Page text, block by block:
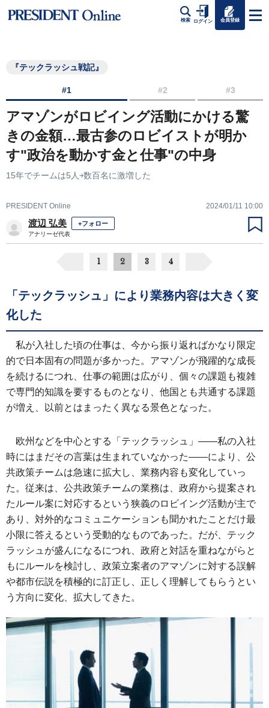
検索 ログイン 会員登録
『テックラッシュ戦記』
#1 #2 #3
アマゾンがロビイング活動にかける驚
きの金額…最古参のロビイストが明か
す"政治を動かす金と仕事"の中身
15年でチームは5人￫数百名に激増した
PRESIDENT Online 2024/01/11 10:00
渡辺 弘美 +フォロー
アナリーゼ代表
1 2 3 4
「テックラッシュ」により業務内容は大きく変
化した
私が入社した頃の仕事は、今から振り返ればかなり限定
的で日本固有の問題が多かった。アマゾンが飛躍的な成長
を続けるにつれ、仕事の範囲は広がり、個々の課題も複雑
で専門的知識を要するものとなり、他国とも共通する課題
が増え、以前とはまったく異なる景色となった。
欧州などを中心とする「テックラッシュ」――私の入社
時にはまだその言葉は生まれていなかった――により、公
共政策チームは急速に拡大し、業務内容も変化していっ
た。従来は、公共政策チームの業務は、政府から提案され
たルール案に対応するという狭義のロビイング活動が主で
あり、対外的なコミュニケーションも聞かれたことだけ最
小限に答えるという受動的なものであった。だが、テック
ラッシュが盛んになるにつれ、政府と対話を重ねながらと
もにルールを検討し、政策立案者のアマゾンに対する誤解
や都市伝説を積極的に訂正し、正しく理解してもらうとい
う方向に変化、拡大してきた。